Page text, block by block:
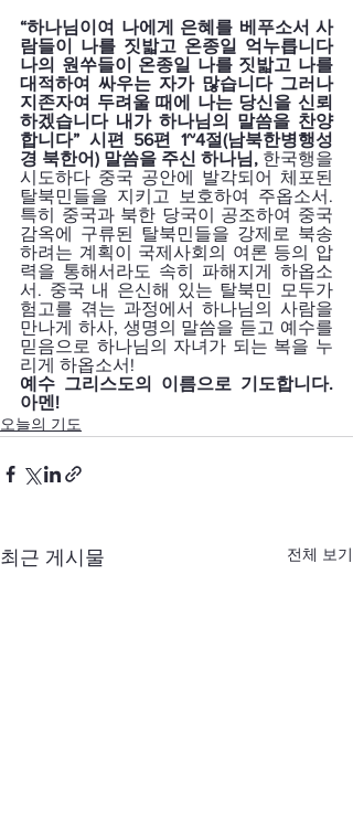
“하나님이여 나에게 은혜를 베푸소서 사
람들이 나를 짓밟고 온종일 억누릅니다
나의 원쑤들이 온종일 나를 짓밟고 나를
대적하여 싸우는 자가 많습니다 그러나
지존자여 두려울 때에 나는 당신을 신뢰
하겠습니다 내가 하나님의 말씀을 찬양
합니다” 시편 56편 1~4절(남북한병행성
경 북한어) 말씀을 주신 하나님, 한국행을
시도하다 중국 공안에 발각되어 체포된
탈북민들을 지키고 보호하여 주옵소서.
특히 중국과 북한 당국이 공조하여 중국
감옥에 구류된 탈북민들을 강제로 북송
하려는 계획이 국제사회의 여론 등의 압
력을 통해서라도 속히 파해지게 하옵소
서. 중국 내 은신해 있는 탈북민 모두가
험고를 겪는 과정에서 하나님의 사람을
만나게 하사, 생명의 말씀을 듣고 예수를
믿음으로 하나님의 자녀가 되는 복을 누
리게 하옵소서!
예수 그리스도의 이름으로 기도합니다.
아멘!
오늘의 기도
최근 게시물 전체 보기